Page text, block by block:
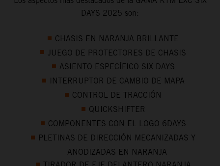
DAYS 2025 son:
CHASIS EN NARANJA BRILLANTE
JUEGO DE PROTECTORES DE CHASIS
ASIENTO ESPECÍFICO SIX DAYS
INTERRUPTOR DE CAMBIO DE MAPA
CONTROL DE TRACCIÓN
QUICKSHIFTER
COMPONENTES CON EL LOGO 6DAYS
PLETINAS DE DIRECCIÓN MECANIZADAS Y
ANODIZADAS EN NARANJA